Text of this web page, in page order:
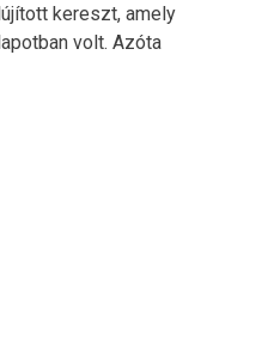
kereszt, amely
volt. Azóta